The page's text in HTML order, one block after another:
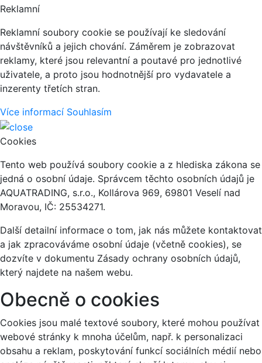
Reklamní
Reklamní soubory cookie se používají ke sledování
návštěvníků a jejich chování. Záměrem je zobrazovat
reklamy, které jsou relevantní a poutavé pro jednotlivé
uživatele, a proto jsou hodnotnější pro vydavatele a
inzerenty třetích stran.
Více informací Souhlasím
Cookies
Tento web používá soubory cookie a z hlediska zákona se
jedná o osobní údaje. Správcem těchto osobních údajů je
AQUATRADING, s.r.o., Kollárova 969, 69801 Veselí nad
Moravou, IČ: 25534271.
Další detailní informace o tom, jak nás můžete kontaktovat
a jak zpracováváme osobní údaje (včetně cookies), se
dozvíte v dokumentu Zásady ochrany osobních údajů,
který najdete na našem webu.
Obecně o cookies
Cookies jsou malé textové soubory, které mohou používat
webové stránky k mnoha účelům, např. k personalizaci
obsahu a reklam, poskytování funkcí sociálních médií nebo